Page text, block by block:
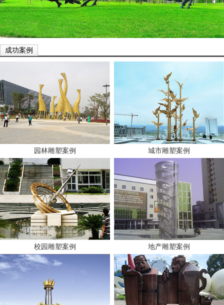
成功案例
园林雕塑案例
校园雕塑案例
城市雕塑案例
地产雕塑案例